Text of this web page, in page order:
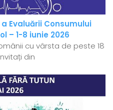
Evaluării Consumului
– 1-8 iunie 2026
cu vârsta de peste 18
din